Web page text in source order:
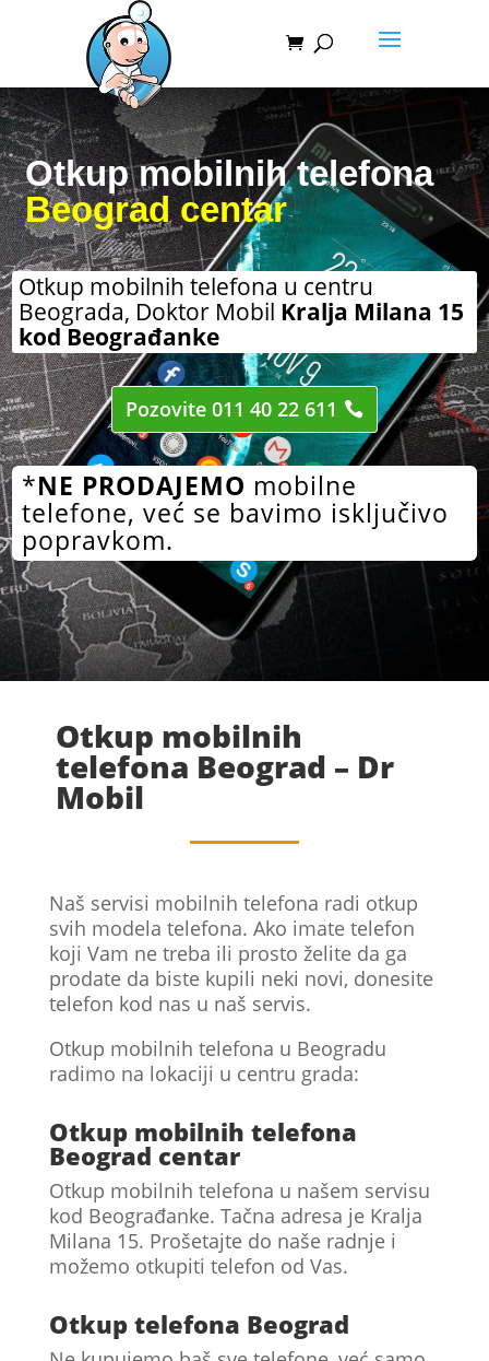
Otkup mobilnih telefona
Beograd centar
Otkup mobilnih telefona u centru
Beograda, Doktor Mobil Kralja Milana 15
kod Beograđanke
Pozovite 011 40 22 611
*NE PRODAJEMO mobilne
telefone, već se bavimo isključivo
popravkom.
Otkup mobilnih
telefona Beograd – Dr
Mobil
Naš servisi mobilnih telefona radi otkup
svih modela telefona. Ako imate telefon
koji Vam ne treba ili prosto želite da ga
prodate da biste kupili neki novi, donesite
telefon kod nas u naš servis.
Otkup mobilnih telefona u Beogradu
radimo na lokaciji u centru grada:
Otkup mobilnih telefona
Beograd centar
Otkup mobilnih telefona u našem servisu
kod Beograđanke. Tačna adresa je Kralja
Milana 15. Prošetajte do naše radnje i
možemo otkupiti telefon od Vas.
Otkup telefona Beograd